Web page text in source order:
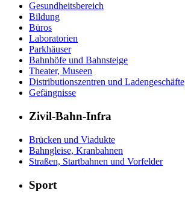
Gesundheitsbereich
Bildung
Büros
Laboratorien
Parkhäuser
Bahnhöfe und Bahnsteige
Theater, Museen
Distributionszentren und Ladengeschäfte
Gefängnisse
Zivil-Bahn-Infra
Brücken und Viadukte
Bahngleise, Kranbahnen
Straßen, Startbahnen und Vorfelder
Sport